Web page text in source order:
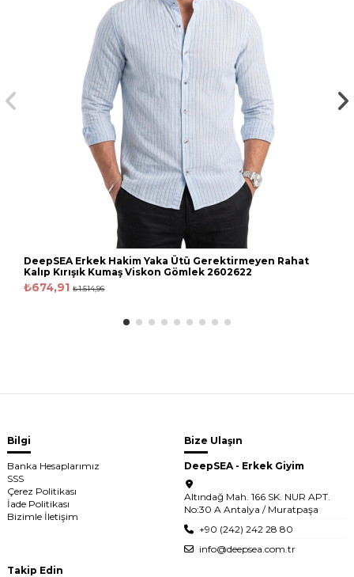
DeepSEA Erkek Hakim Yaka Ütü Gerektirmeyen Rahat
Kalıp Kırışık Kumaş Viskon Gömlek 2602622
₺674,91₺1.514,96
Bilgi
Banka Hesaplarımız
SSS
Çerez Politikası
İade Politikası
Bizimle İletişim
Bize Ulaşın
DeepSEA - Erkek Giyim
Altındağ Mah. 166 SK. NUR APT.
No:30 A Antalya / Muratpaşa
+90 (242) 242 28 80
info@deepsea.com.tr
Takip Edin